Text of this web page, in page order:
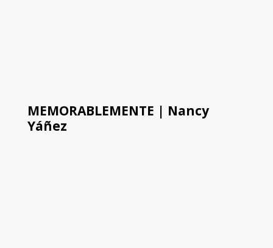
MEMORABLEMENTE | Nancy
Yáñez